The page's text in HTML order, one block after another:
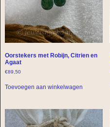
Oorstekers met Robijn, Citrien en
Agaat
€89,50
Toevoegen aan winkelwagen